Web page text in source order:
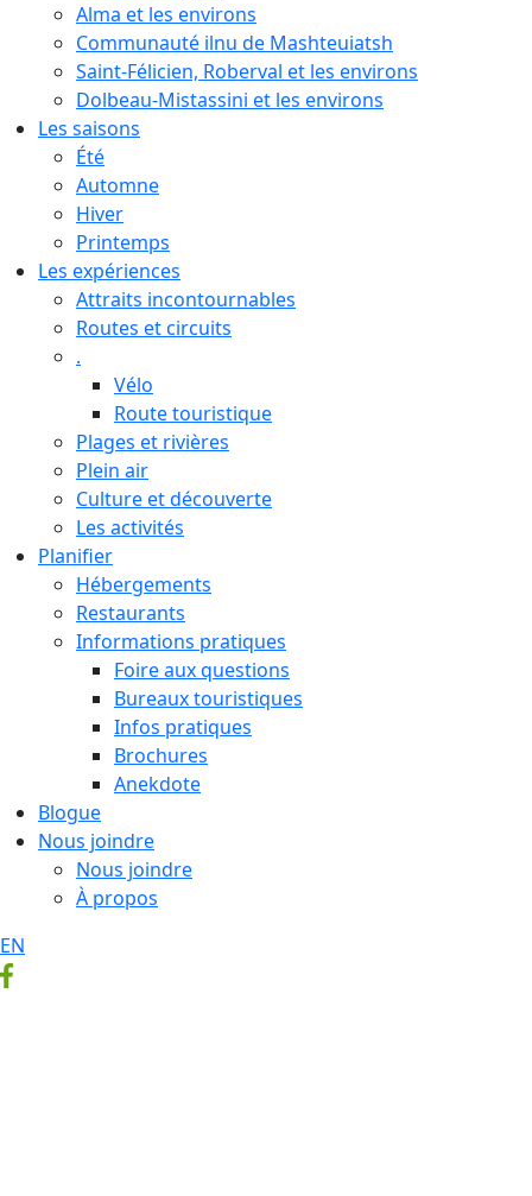
Alma et les environs
Communauté ilnu de Mashteuiatsh
Saint-Félicien, Roberval et les environs
Dolbeau-Mistassini et les environs
Les saisons
Été
Automne
Hiver
Printemps
Les expériences
Attraits incontournables
Routes et circuits
.
Vélo
Route touristique
Plages et rivières
Plein air
Culture et découverte
Les activités
Planifier
Hébergements
Restaurants
Informations pratiques
Foire aux questions
Bureaux touristiques
Infos pratiques
Brochures
Anekdote
Blogue
Nous joindre
Nous joindre
À propos
EN